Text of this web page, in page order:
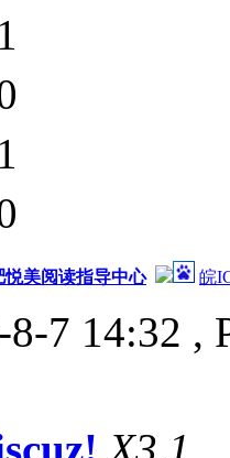
1
1
悦美阅读指导中心 皖
7 14:32 ,
X3.1